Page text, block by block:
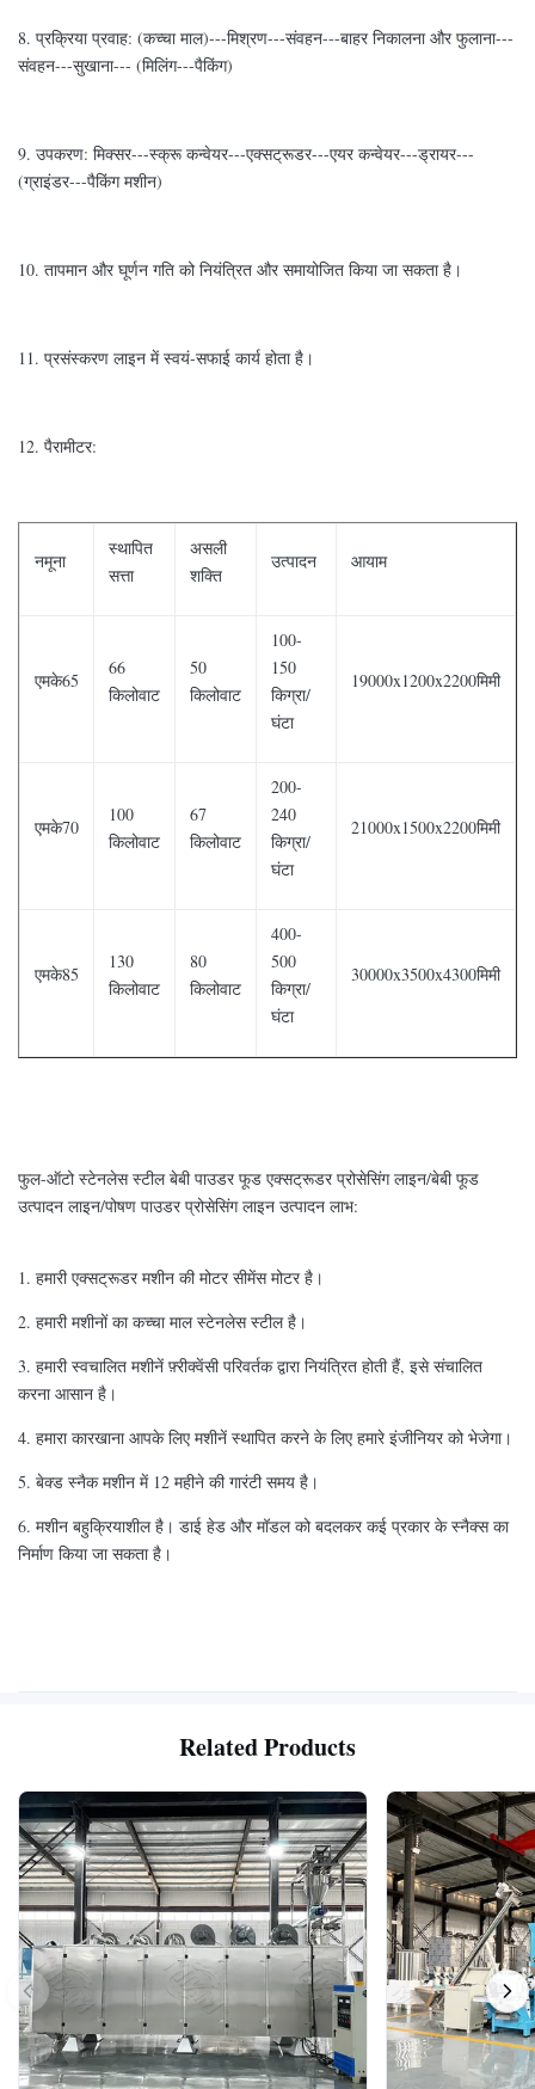
8. प्रक्रिया प्रवाह: (कच्चा माल)---मिश्रण---संवहन---बाहर निकालना और फुलाना---
संवहन---सुखाना--- (मिलिंग---पैकिंग)
9. उपकरण: मिक्सर---स्क्रू कन्वेयर---एक्सट्रूडर---एयर कन्वेयर---ड्रायर---
(ग्राइंडर---पैकिंग मशीन)
10. तापमान और घूर्णन गति को नियंत्रित और समायोजित किया जा सकता है।
11. प्रसंस्करण लाइन में स्वयं-सफाई कार्य होता है।
12. पैरामीटर:
नमूना
स्थापित
सत्ता
असली
शक्ति
उत्पादन आयाम
एमके65
66
किलोवाट
50
किलोवाट
100-
150
किग्रा/
घंटा
19000x1200x2200मिमी
एमके70
100
किलोवाट
67
किलोवाट
200-
240
किग्रा/
घंटा
21000x1500x2200मिमी
एमके85
130
किलोवाट
80
किलोवाट
400-
500
किग्रा/
घंटा
30000x3500x4300मिमी
फुल-ऑटो स्टेनलेस स्टील बेबी पाउडर फूड एक्सट्रूडर प्रोसेसिंग लाइन/बेबी फूड
उत्पादन लाइन/पोषण पाउडर प्रोसेसिंग लाइन उत्पादन लाभ:
1. हमारी एक्सट्रूडर मशीन की मोटर सीमेंस मोटर है।
2. हमारी मशीनों का कच्चा माल स्टेनलेस स्टील है।
3. हमारी स्वचालित मशीनें फ़्रीक्वेंसी परिवर्तक द्वारा नियंत्रित होती हैं, इसे संचालित
करना आसान है।
4. हमारा कारखाना आपके लिए मशीनें स्थापित करने के लिए हमारे इंजीनियर को भेजेगा।
5. बेक्ड स्नैक मशीन में 12 महीने की गारंटी समय है।
6. मशीन बहुक्रियाशील है। डाई हेड और मॉडल को बदलकर कई प्रकार के स्नैक्स का
निर्माण किया जा सकता है।
Related Products